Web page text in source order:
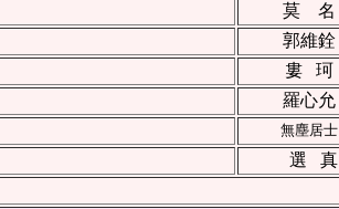
莫 名
郭維銓
婁 珂
羅心允
無塵居士
選 真